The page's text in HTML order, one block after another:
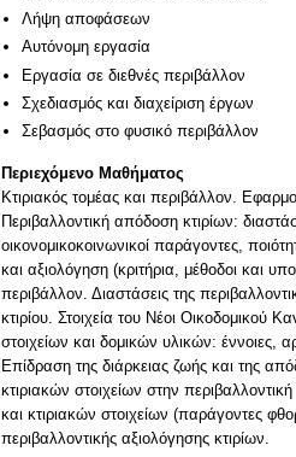
Λήψη αποφάσεων
Αυτόνομη εργασία
Εργασία σε διεθνές περιβάλλον
Σχεδιασμός και διαχείριση έργων
Σεβασμός στο φυσικό περιβάλλον
Περιεχόμενο Μαθήματος
Κτιριακός τομέας και περιβάλλον.
Περιβαλλοντική απόδοση κτιρίων:
οικονομικοκοινωνικοί παράγοντες,
και αξιολόγηση (κριτήρια, μέθοδοι και
περιβάλλον. Διαστάσεις της
κτιρίου. Στοιχεία του Νέοι
στοιχείων και δομικών υλικών: έννοιες,
Επίδραση της διάρκειας ζωής και της
κτιριακών στοιχείων στην
και κτιριακών στοιχείων (παράγοντες
περιβαλλοντικής αξιολόγησης κτιρίων.